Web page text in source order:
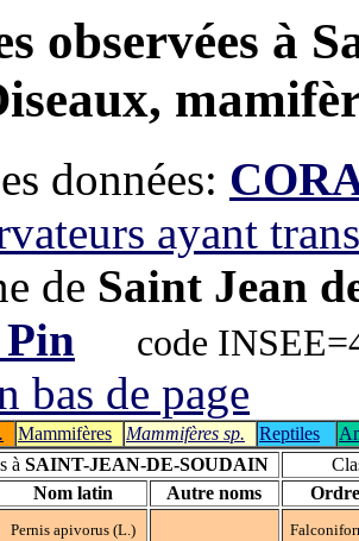
observées à
données:
ayant
de Saint Jean
code
bas de page
Mammifères Mammifères sp. Reptiles
àSAINT-JEAN-DE-SOUDAIN
Nom latin Autre noms
Pernis apivorus (L.)